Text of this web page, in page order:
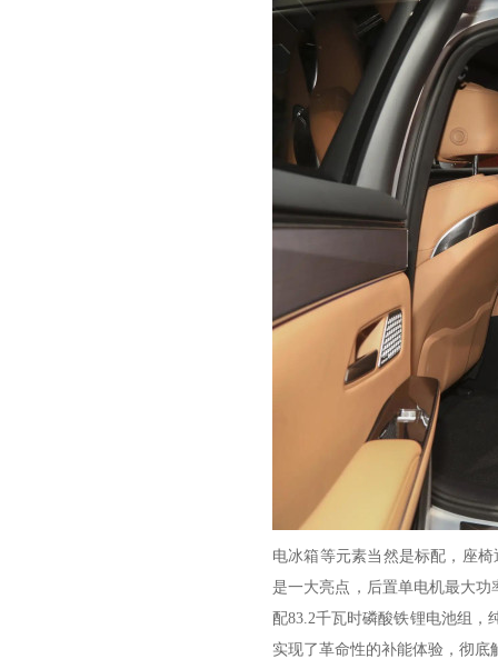
电冰箱等元素当然是标配，座
是一大亮点，后置单电机最大功
配83.2千瓦时磷酸铁锂电池组，
实现了革命性的补能体验，彻